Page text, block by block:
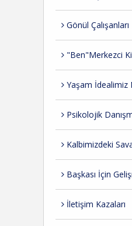
Gönül Çalışanları
"Ben"Merkezci
Yaşam İdealimiz
Psikolojik
Kalbimizdeki
Başkası İçin
İletişim Kazaları